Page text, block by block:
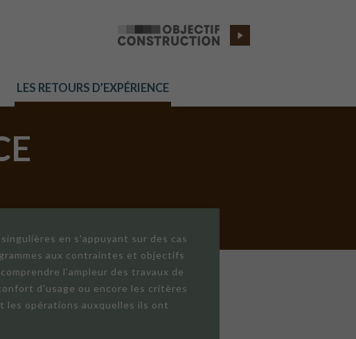
LES RETOURS D’EXPÉRIENCE
en s'appuyant sur des cas
aux contraintes et objectifs
l'ampleur des travaux de
d'usage ou encore les critères
les opérations auxquelles ils ont